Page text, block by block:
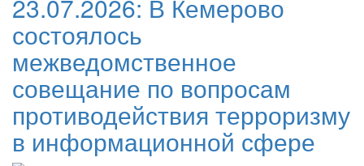
23.07.2026: В Кемерово
состоялось
межведомственное
совещание по вопросам
противодействия терроризму
в информационной сфере